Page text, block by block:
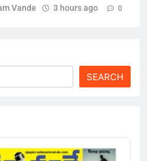
Vande 3 hours ago 0
SEARCH